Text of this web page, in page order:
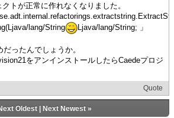
トが正常に作れなくなりました。
lang/String
Ljava/lang/String; 」
ったんでしょうか。
をアンインストールしたらCaedeプロジ
Quote
Oldest| Next Newest»